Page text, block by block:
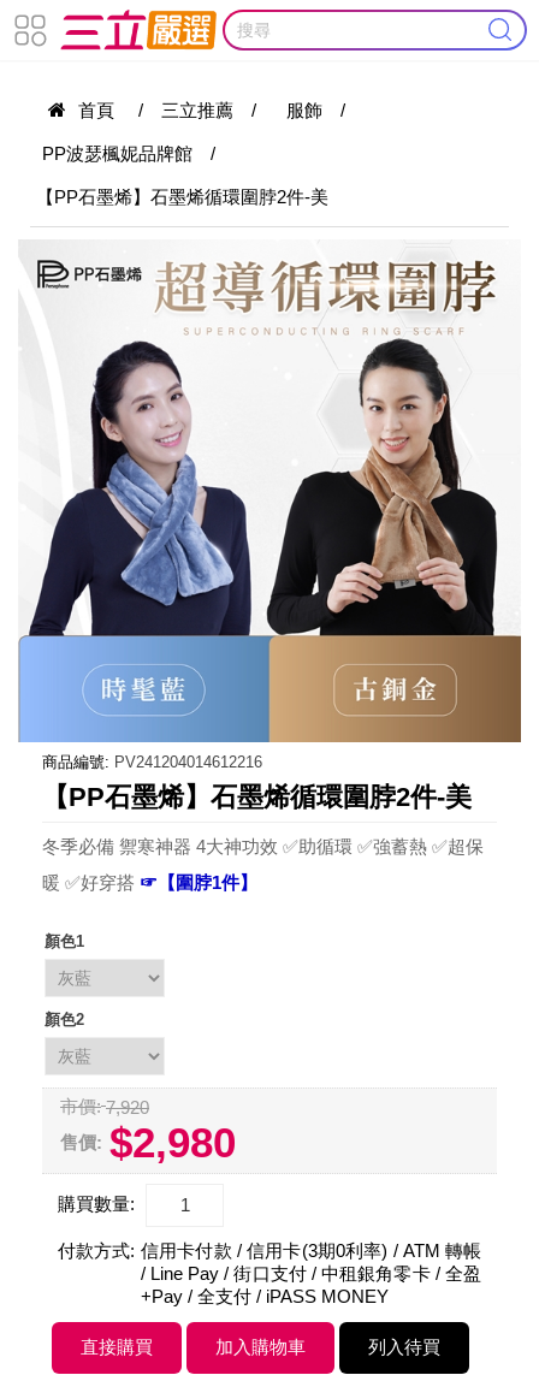
首頁 / 三立推薦 / 服飾 /
PP波瑟楓妮品牌館 /
【PP石墨烯】石墨烯循環圍脖2件-美
商品編號: PV241204014612216
【PP石墨烯】石墨烯循環圍脖2件-美
冬季必備 禦寒神器 4大神功效 ✅助循環 ✅強蓄熱 ✅超保
暖 ✅好穿搭 ☞【圍脖1件】
顏色1
顏色2
市價: 7,920
售價: $2,980
購買數量:
付款方式: 信用卡付款 / 信用卡(3期0利率) / ATM 轉帳
/ Line Pay / 街口支付 / 中租銀角零卡 / 全盈
+Pay / 全支付 / iPASS MONEY